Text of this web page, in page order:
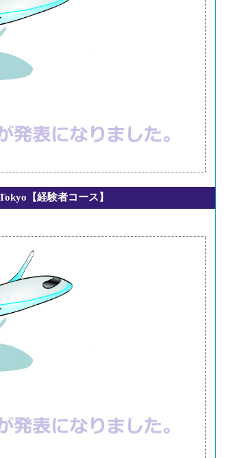
【経験者コース】